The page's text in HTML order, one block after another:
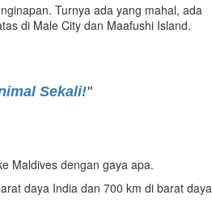
Turnya ada yang mahal, ada
di Male City dan Maafushi Island.
Sekali!"
Maldives dengan gaya apa.
daya India dan 700 km di barat daya